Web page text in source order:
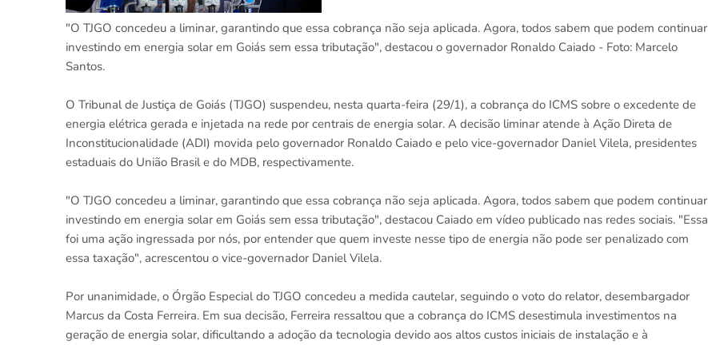
"O TJGO concedeu a liminar, garantindo que essa cobrança não seja aplicada. Agora, todos sabem que podem continuar
investindo em energia solar em Goiás sem essa tributação", destacou o governador Ronaldo Caiado - Foto: Marcelo
Santos.
O Tribunal de Justiça de Goiás (TJGO) suspendeu, nesta quarta-feira (29/1), a cobrança do ICMS sobre o excedente de
energia elétrica gerada e injetada na rede por centrais de energia solar. A decisão liminar atende à Ação Direta de
Inconstitucionalidade (ADI) movida pelo governador Ronaldo Caiado e pelo vice-governador Daniel Vilela, presidentes
estaduais do União Brasil e do MDB, respectivamente.
"O TJGO concedeu a liminar, garantindo que essa cobrança não seja aplicada. Agora, todos sabem que podem continuar
investindo em energia solar em Goiás sem essa tributação", destacou Caiado em vídeo publicado nas redes sociais. "Essa
foi uma ação ingressada por nós, por entender que quem investe nesse tipo de energia não pode ser penalizado com
essa taxação", acrescentou o vice-governador Daniel Vilela.
Por unanimidade, o Órgão Especial do TJGO concedeu a medida cautelar, seguindo o voto do relator, desembargador
Marcus da Costa Ferreira. Em sua decisão, Ferreira ressaltou que a cobrança do ICMS desestimula investimentos na
geração de energia solar, dificultando a adoção da tecnologia devido aos altos custos iniciais de instalação e à